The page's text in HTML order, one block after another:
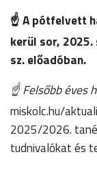
☝️A pótfelvett
kerül sor,
sz. előadóban.
☝️Felsőbb éves
miskolc.hu/
2025/2026.
tudnivalókat és